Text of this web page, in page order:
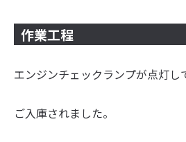
作業工程
エンジンチェックランプが点灯し
ご入庫されました。